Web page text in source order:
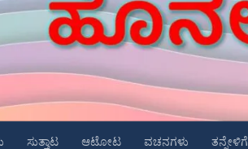
ಸುತ್ತಾಟ ಆಟೋಟ ವಚನಗಳು ತನ್ನೇಳಿಗೆ